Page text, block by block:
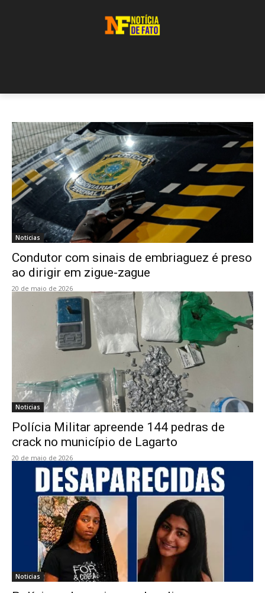
Noticias
Condutor com sinais de embriaguez é preso
ao dirigir em zigue-zague
20 de maio de 2026
Noticias
Polícia Militar apreende 144 pedras de
crack no município de Lagarto
20 de maio de 2026
Noticias